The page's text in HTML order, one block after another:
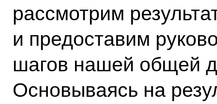
рассмотрим
и предоставим
шагов нашей общей
Основываясь на